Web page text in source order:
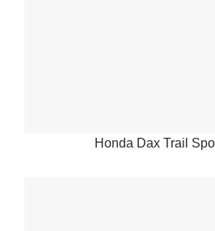
Honda Dax Trail